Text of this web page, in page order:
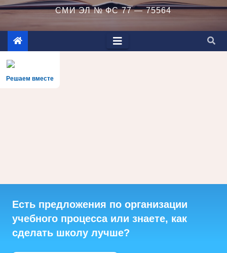
СМИ ЭЛ № ФС 77 — 75564
Решаем вместе
Есть предложения по организации
учебного процесса или знаете, как
сделать школу лучше?